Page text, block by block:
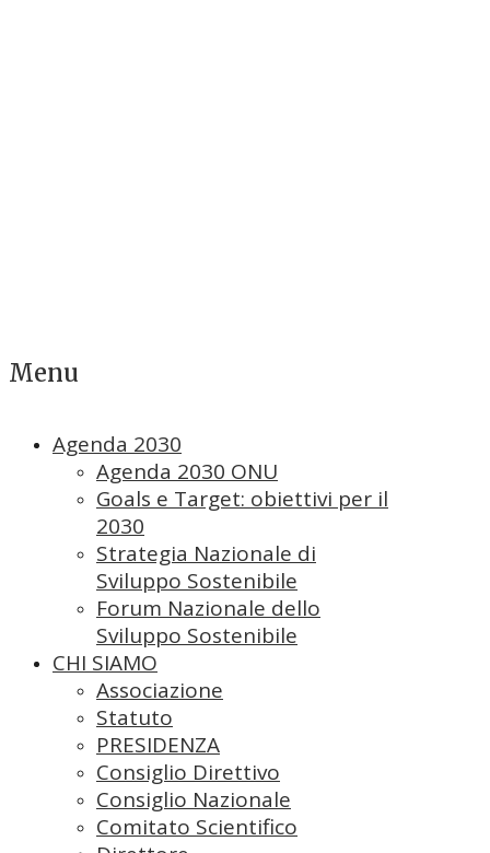
Menu
Agenda 2030
Agenda 2030 ONU
Goals e Target: obiettivi per il
2030
Strategia Nazionale di
Sviluppo Sostenibile
Forum Nazionale dello
Sviluppo Sostenibile
CHI SIAMO
Associazione
Statuto
PRESIDENZA
Consiglio Direttivo
Consiglio Nazionale
Comitato Scientifico